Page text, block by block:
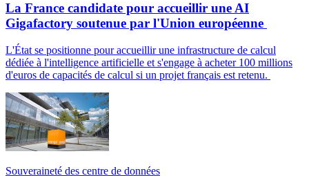
La France candidate pour accueillir une AI
Gigafactory soutenue par l'Union européenne
L'État se positionne pour accueillir une infrastructure de calcul
dédiée à l'intelligence artificielle et s'engage à acheter 100 millions
d'euros de capacités de calcul si un projet français est retenu.
Souveraineté des centre de données